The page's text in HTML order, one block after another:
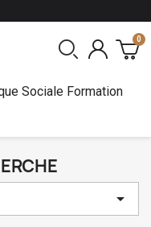
Sociale Formation
